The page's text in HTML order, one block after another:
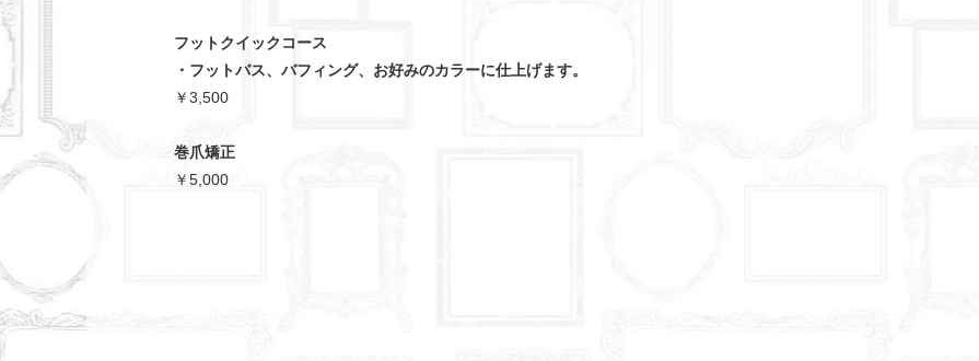
フットクイックコース
・フットバス、バフィング、お好みのカラーに仕上げます。
￥3,500
巻爪矯正
￥5,000